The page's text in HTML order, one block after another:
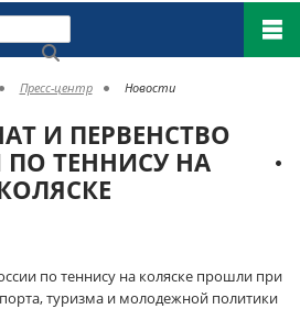
Пресс-центр Новости
И ПЕРВЕНСТВО
ТЕННИСУ НА
по теннису на коляске прошли при
туризма и молодежной политики